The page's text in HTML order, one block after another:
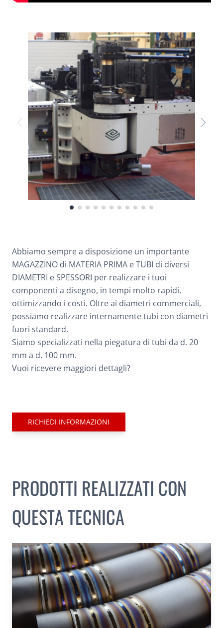
Abbiamo sempre a disposizione un importante
MAGAZZINO di MATERIA PRIMA e TUBI di diversi
DIAMETRI e SPESSORI per realizzare i tuoi
componenti a disegno, in tempi molto rapidi,
ottimizzando i costi. Oltre ai diametri commerciali,
possiamo realizzare internamente tubi con diametri
fuori standard.
Siamo specializzati nella piegatura di tubi da d. 20
mm a d. 100 mm.
Vuoi ricevere maggiori dettagli?
RICHIEDI INFORMAZIONI
PRODOTTI REALIZZATI CON
QUESTA TECNICA